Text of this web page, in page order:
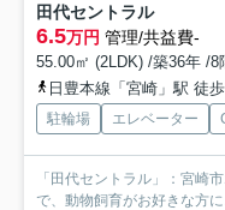
田代セントラル
6.5万円 管理/共益費-
55.00㎡ (2LDK) /築36年 /8
日豊本線「宮崎」駅 徒
駐輪場 エレベーター
「田代セントラル」：宮崎
で、動物飼育がお好きな方